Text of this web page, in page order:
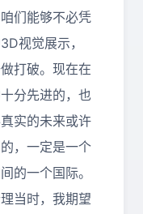
们能够不必凭
视觉展示，
打破。现在在
分先进的，也
实的未来或许
，一定是一个
的一个国际。
当时，我期望